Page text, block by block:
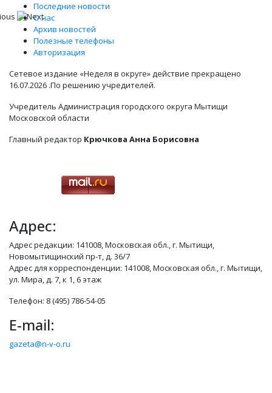
Последние новости
О нас
Архив новостей
Полезные телефоны
Авторизация
Сетевое издание «Неделя в округе» действие прекращено
16.07.2026 .По решению учредителей.
Учредитель Администрация городского округа Мытищи
Московской области
Главный редактор Крючкова Анна Борисовна
Адрес:
Адрес редакции: 141008, Московская обл., г. Мытищи,
Новомытищинский пр-т, д. 36/7
Адрес для корреспонденции: 141008, Московская обл., г. Мытищи,
ул. Мира, д. 7, к 1, 6 этаж
Телефон: 8 (495) 786-54-05
E-mail:
gazeta@n-v-o.ru